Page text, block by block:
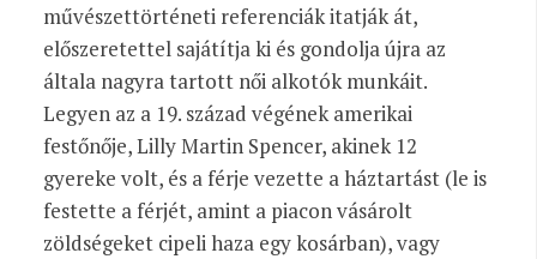
művészettörténeti referenciák itatják át,
előszeretettel sajátítja ki és gondolja újra az
általa nagyra tartott női alkotók munkáit.
Legyen az a 19. század végének amerikai
festőnője, Lilly Martin Spencer, akinek 12
gyereke volt, és a férje vezette a háztartást (le is
festette a férjét, amint a piacon vásárolt
zöldségeket cipeli haza egy kosárban), vagy